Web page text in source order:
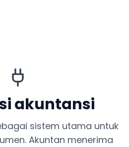
akuntansi
sistem utama untuk
Akuntan menerima